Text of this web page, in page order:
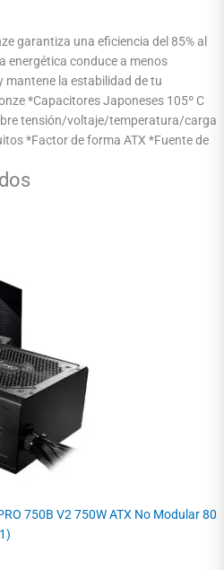
garantiza una eficiencia del 85% al
energética conduce a menos
mantene la estabilidad de tu
*Capacitores Japoneses 105º C
tensión/voltaje/temperatura/carga
*Factor de forma ATX *Fuente de
750B V2 750W ATX No Modular 80